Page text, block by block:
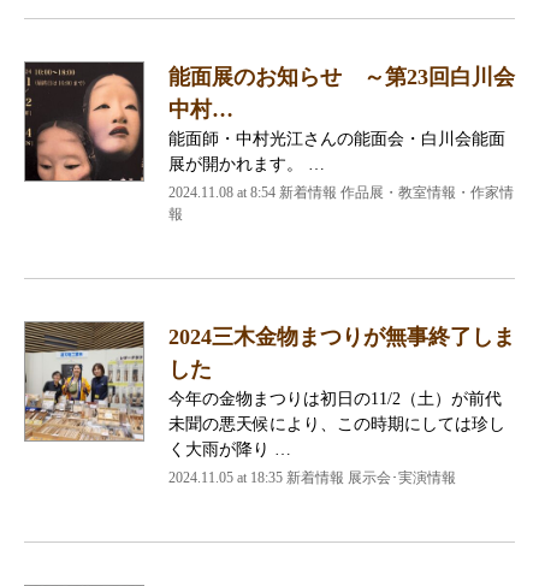
能面展のお知らせ ～第23回白川会
中村…
能面師・中村光江さんの能面会・白川会能面
展が開かれます。 …
2024.11.08 at 8:54 新着情報 作品展・教室情報・作家情
報
2024三木金物まつりが無事終了しま
した
今年の金物まつりは初日の11/2（土）が前代
未聞の悪天候により、この時期にしては珍し
く大雨が降り …
2024.11.05 at 18:35 新着情報 展示会･実演情報